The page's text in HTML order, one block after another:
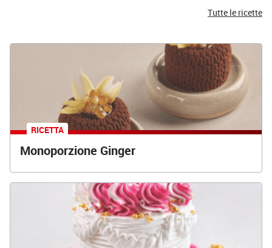
Tutte le ricette
RICETTA
Monoporzione Ginger